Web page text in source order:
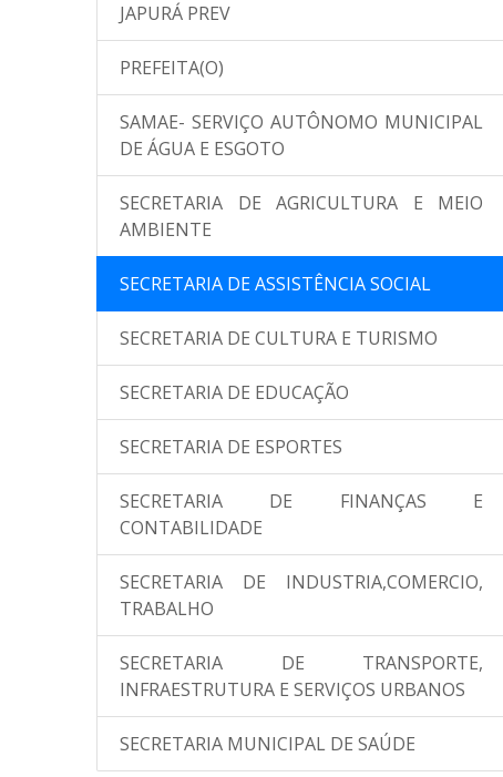
JAPURÁ PREV
PREFEITA(O)
SAMAE- SERVIÇO AUTÔNOMO MUNICIPAL
DE ÁGUA E ESGOTO
SECRETARIA DE AGRICULTURA E MEIO
AMBIENTE
SECRETARIA DE ASSISTÊNCIA SOCIAL
SECRETARIA DE CULTURA E TURISMO
SECRETARIA DE EDUCAÇÃO
SECRETARIA DE ESPORTES
SECRETARIA DE FINANÇAS E
CONTABILIDADE
SECRETARIA DE INDUSTRIA,COMERCIO,
TRABALHO
SECRETARIA DE TRANSPORTE,
INFRAESTRUTURA E SERVIÇOS URBANOS
SECRETARIA MUNICIPAL DE SAÚDE